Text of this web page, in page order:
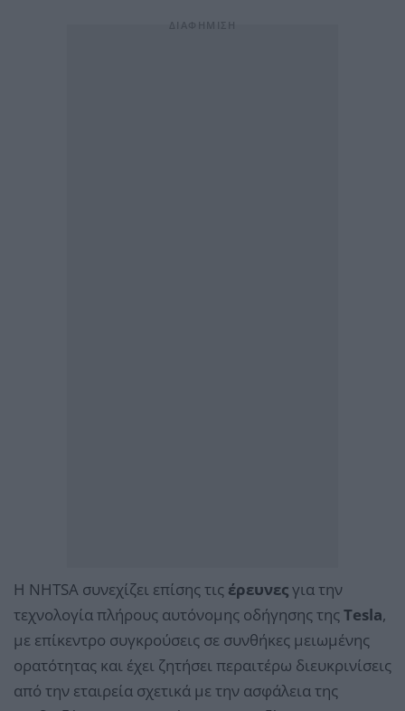
Η NHTSA συνεχίζει επίσης τις έρευνεςγια την
τεχνολογία πλήρους αυτόνομης οδήγησης της Tesla,
με επίκεντρο συγκρούσεις σε συνθήκες μειωμένης
ορατότητας και έχει ζητήσει περαιτέρω διευκρινίσεις
από την εταιρεία σχετικά με την ασφάλεια της